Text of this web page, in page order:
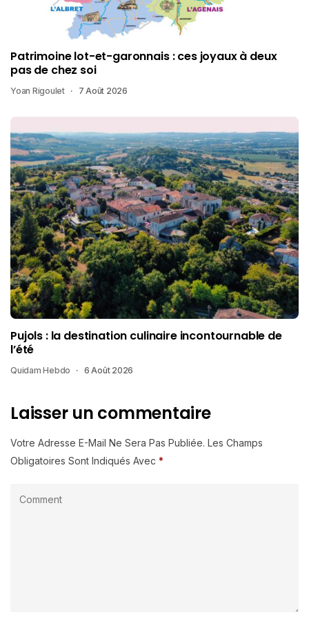
Patrimoine lot-et-garonnais : ces joyaux à deux
pas de chez soi
Yoan Rigoulet 7 Août 2026
Pujols : la destination culinaire incontournable de
l’été
Quidam Hebdo 6 Août 2026
Laisser un commentaire
Votre Adresse E-Mail Ne Sera Pas Publiée. Les Champs
Obligatoires Sont Indiqués Avec *